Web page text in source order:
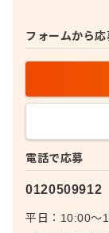
電話で応募
0120509912
平日：10:00〜
フォームから応